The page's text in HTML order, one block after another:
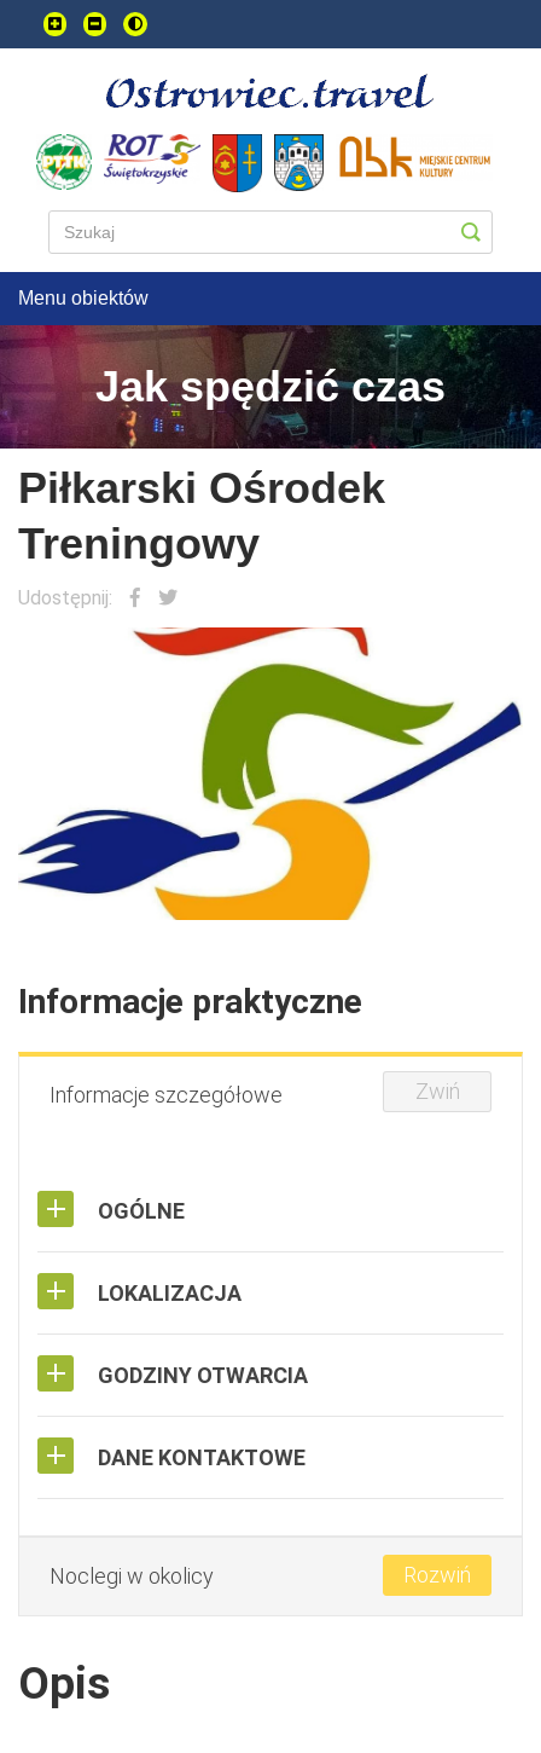
Przejdź
do
głownej
Menu obiektów
Jak spędzić czas
Piłkarski Ośrodek
Treningowy
Udostępnij:
Informacje praktyczne
Informacje szczegółowe Zwiń
OGÓLNE
LOKALIZACJA
GODZINY OTWARCIA
DANE KONTAKTOWE
Noclegi w okolicy Rozwiń
Opis